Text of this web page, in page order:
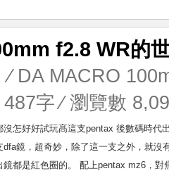
f2.8 WR的
⁄ DA MACRO
487字 ⁄ 瀏覽數
沒怎好好試玩髙這支pentax 後數碼時代
dfa鏡，超奇妙，除了這一支之外，就
鏡都是紅色圈的。 配上pentax mz6，